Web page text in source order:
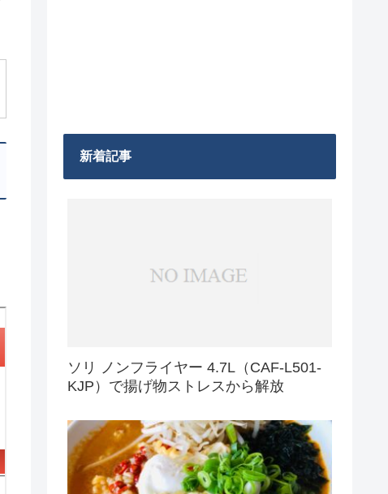
新着記事
ソリ ノンフライヤー 4.7L（CAF-L501-
KJP）で揚げ物ストレスから解放